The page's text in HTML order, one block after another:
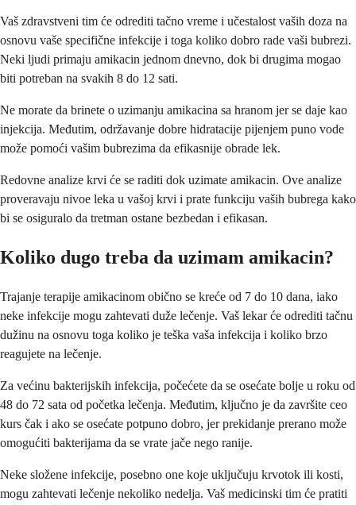
Vaš zdravstveni tim će odrediti tačno vreme i učestalost vaših doza na
osnovu vaše specifične infekcije i toga koliko dobro rade vaši bubrezi.
Neki ljudi primaju amikacin jednom dnevno, dok bi drugima mogao
biti potreban na svakih 8 do 12 sati.
Ne morate da brinete o uzimanju amikacina sa hranom jer se daje kao
injekcija. Međutim, održavanje dobre hidratacije pijenjem puno vode
može pomoći vašim bubrezima da efikasnije obrade lek.
Redovne analize krvi će se raditi dok uzimate amikacin. Ove analize
proveravaju nivoe leka u vašoj krvi i prate funkciju vaših bubrega kako
bi se osiguralo da tretman ostane bezbedan i efikasan.
Koliko dugo treba da uzimam amikacin?
Trajanje terapije amikacinom obično se kreće od 7 do 10 dana, iako
neke infekcije mogu zahtevati duže lečenje. Vaš lekar će odrediti tačnu
dužinu na osnovu toga koliko je teška vaša infekcija i koliko brzo
reagujete na lečenje.
Za većinu bakterijskih infekcija, počećete da se osećate bolje u roku od
48 do 72 sata od početka lečenja. Međutim, ključno je da završite ceo
kurs čak i ako se osećate potpuno dobro, jer prekidanje prerano može
omogućiti bakterijama da se vrate jače nego ranije.
Neke složene infekcije, posebno one koje uključuju krvotok ili kosti,
mogu zahtevati lečenje nekoliko nedelja. Vaš medicinski tim će pratiti